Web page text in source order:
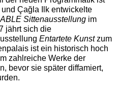
und Çağla Ilk entwickelte
Sittenausstellungim
jährt sich die
Entartete Kunstzum
ist ein historisch hoch
zahlreiche Werke der
bevor sie später diffamiert,